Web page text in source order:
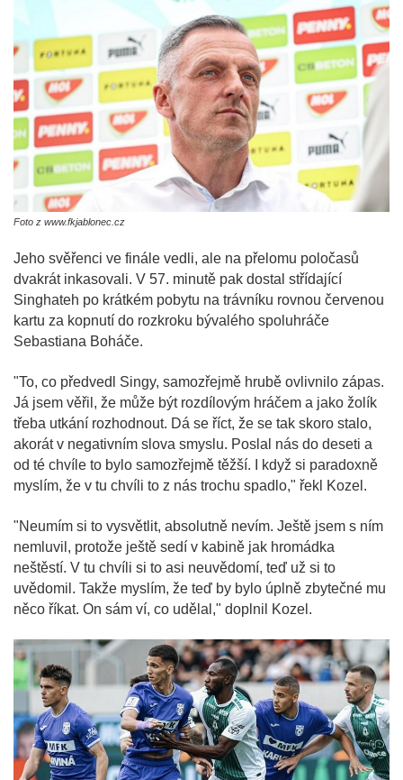
Foto z www.fkjablonec.cz
Jeho svěřenci ve finále vedli, ale na přelomu poločasů
dvakrát inkasovali. V 57. minutě pak dostal střídající
Singhateh po krátkém pobytu na trávníku rovnou červenou
kartu za kopnutí do rozkroku bývalého spoluhráče
Sebastiana Boháče.
"To, co předvedl Singy, samozřejmě hrubě ovlivnilo zápas.
Já jsem věřil, že může být rozdílovým hráčem a jako žolík
třeba utkání rozhodnout. Dá se říct, že se tak skoro stalo,
akorát v negativním slova smyslu. Poslal nás do deseti a
od té chvíle to bylo samozřejmě těžší. I když si paradoxně
myslím, že v tu chvíli to z nás trochu spadlo," řekl Kozel.
"Neumím si to vysvětlit, absolutně nevím. Ještě jsem s ním
nemluvil, protože ještě sedí v kabině jak hromádka
neštěstí. V tu chvíli si to asi neuvědomí, teď už si to
uvědomil. Takže myslím, že teď by bylo úplně zbytečné mu
něco říkat. On sám ví, co udělal," doplnil Kozel.